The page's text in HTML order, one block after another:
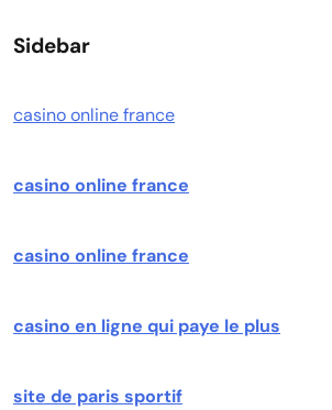
Sidebar
casino online france
casino online france
casino online france
casino en ligne qui paye le plus
site de paris sportif